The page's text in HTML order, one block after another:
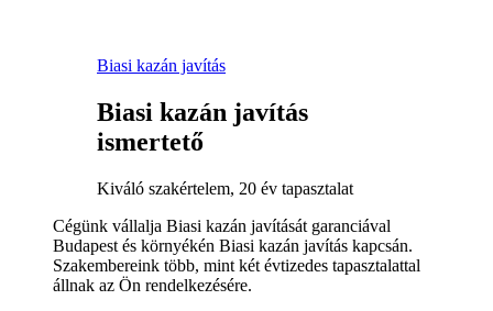
Biasi kazán javítás
Biasi kazán javítás
ismertető
Kiváló szakértelem, 20 év tapasztalat
Cégünk vállalja Biasi kazán javítását garanciával
Budapest és környékén Biasi kazán javítás kapcsán.
Szakembereink több, mint két évtizedes tapasztalattal
állnak az Ön rendelkezésére.